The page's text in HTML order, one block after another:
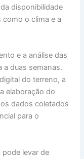
disponibilidade
como o clima e a
e a análise das
a duas semanas.
do terreno, a
elaboração do
dados coletados
para o
pode levar de